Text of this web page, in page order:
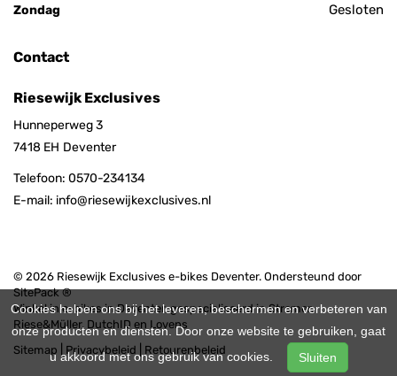
Zondag Gesloten
Contact
Riesewijk Exclusives
Hunneperweg 3
7418 EH Deventer
Telefoon: 0570-234134
E-mail: info@riesewijkexclusives.nl
© 2026 Riesewijk Exclusives e-bikes Deventer. Ondersteund door
SitePack ®
Winkel in e-bikes in Deventer, gespecialiseerd in Stromer,
Riese&Müller, DutchID en Lovens
Sitemap
Privacybeleid Retourenbeleid
Cookies helpen ons bij het leveren, beschermen en verbeteren van
onze producten en diensten. Door onze website te gebruiken, gaat
u akkoord met ons gebruik van cookies.
Sluiten